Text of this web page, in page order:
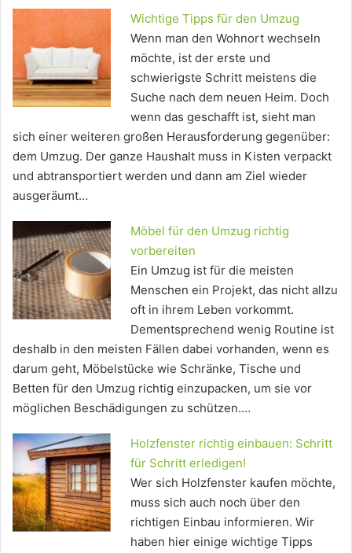
Wichtige Tipps für den Umzug
Wenn man den Wohnort wechseln
möchte, ist der erste und
schwierigste Schritt meistens die
Suche nach dem neuen Heim. Doch
wenn das geschafft ist, sieht man
sich einer weiteren großen Herausforderung gegenüber:
dem Umzug. Der ganze Haushalt muss in Kisten verpackt
und abtransportiert werden und dann am Ziel wieder
ausgeräumt…
Möbel für den Umzug richtig
vorbereiten
Ein Umzug ist für die meisten
Menschen ein Projekt, das nicht allzu
oft in ihrem Leben vorkommt.
Dementsprechend wenig Routine ist
deshalb in den meisten Fällen dabei vorhanden, wenn es
darum geht, Möbelstücke wie Schränke, Tische und
Betten für den Umzug richtig einzupacken, um sie vor
möglichen Beschädigungen zu schützen.…
Holzfenster richtig einbauen: Schritt
für Schritt erledigen!
Wer sich Holzfenster kaufen möchte,
muss sich auch noch über den
richtigen Einbau informieren. Wir
haben hier einige wichtige Tipps